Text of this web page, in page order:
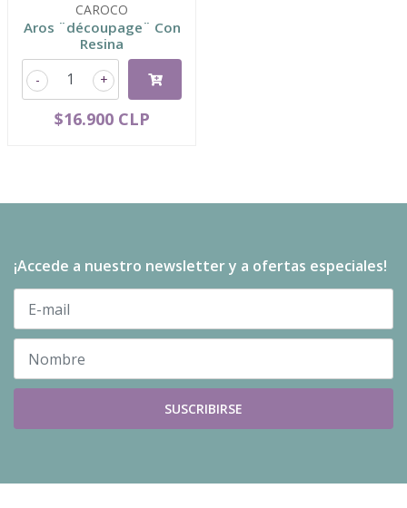
CAROCO
Aros ¨découpage¨ Con
Resina
+
-
$16.900 CLP
¡Accede a nuestro newsletter y a ofertas especiales!
SUSCRIBIRSE